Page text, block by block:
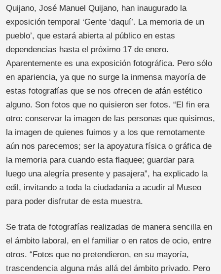
Quijano, José Manuel Quijano, han inaugurado la
exposición temporal ‘Gente ‘daquí’. La memoria de un
pueblo’, que estará abierta al público en estas
dependencias hasta el próximo 17 de enero.
Aparentemente es una exposición fotográfica. Pero sólo
en apariencia, ya que no surge la inmensa mayoría de
estas fotografías que se nos ofrecen de afán estético
alguno. Son fotos que no quisieron ser fotos. “El fin era
otro: conservar la imagen de las personas que quisimos,
la imagen de quienes fuimos y a los que remotamente
aún nos parecemos; ser la apoyatura física o gráfica de
la memoria para cuando esta flaquee; guardar para
luego una alegría presente y pasajera”, ha explicado la
edil, invitando a toda la ciudadanía a acudir al Museo
para poder disfrutar de esta muestra.
Se trata de fotografías realizadas de manera sencilla en
el ámbito laboral, en el familiar o en ratos de ocio, entre
otros. “Fotos que no pretendieron, en su mayoría,
trascendencia alguna más allá del ámbito privado. Pero